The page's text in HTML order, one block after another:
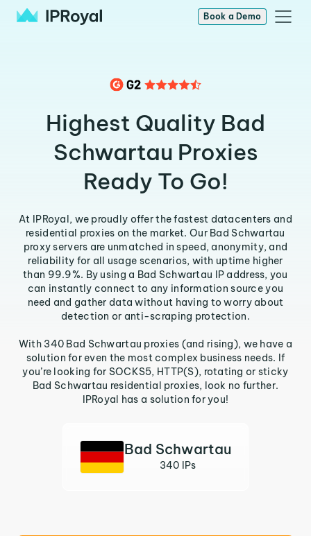
Book a Demo
Highest Quality Bad
Schwartau Proxies
Ready To Go!
At IPRoyal, we proudly offer the fastest datacenters and
residential proxies on the market. Our Bad Schwartau
proxy servers are unmatched in speed, anonymity, and
reliability for all usage scenarios, with uptime higher
than 99.9%. By using a Bad Schwartau IP address, you
can instantly connect to any information source you
need and gather data without having to worry about
detection or anti-scraping protection.
With 340 Bad Schwartau proxies (and rising), we have a
solution for even the most complex business needs. If
you’re looking for SOCKS5, HTTP(S), rotating or sticky
Bad Schwartau residential proxies, look no further.
IPRoyal has a solution for you!
Bad Schwartau
340 IPs